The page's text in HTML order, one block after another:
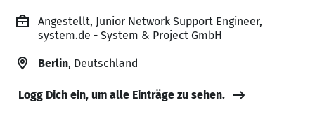
Angestellt, Junior Network Support Engineer,
system.de - System & Project GmbH
Berlin, Deutschland
Logg Dich ein, um alle Einträge zu sehen.